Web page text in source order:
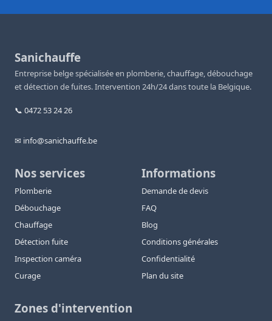
Sanichauffe
Entreprise belge spécialisée en plomberie, chauffage, débouchage
et détection de fuites. Intervention 24h/24 dans toute la Belgique.
📞 0472 53 24 26
✉ info@sanichauffe.be
Nos services
Plomberie
Débouchage
Chauffage
Détection fuite
Inspection caméra
Curage
Informations
Demande de devis
FAQ
Blog
Conditions générales
Confidentialité
Plan du site
Zones d'intervention